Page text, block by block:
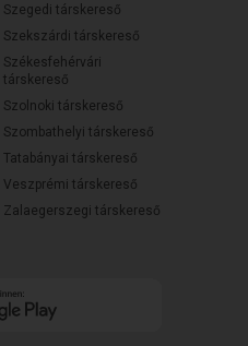
Szegedi társkereső
Szekszárdi társkereső
Székesfehérvári
társkereső
Szolnoki társkereső
Szombathelyi társkereső
Tatabányai társkereső
Veszprémi társkereső
Zalaegerszegi társkereső